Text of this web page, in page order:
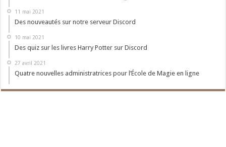
11 mai 2021
Des nouveautés sur notre serveur Discord
10 mai 2021
Des quiz sur les livres Harry Potter sur Discord
27 avril 2021
Quatre nouvelles administratrices pour l’École de Magie en ligne